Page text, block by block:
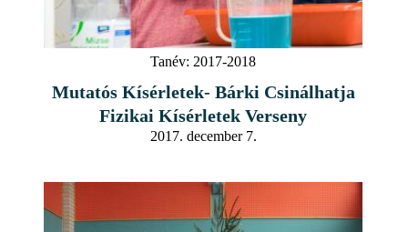
Tanév: 2017-2018
Mutatós Kísérletek- Bárki Csinálhatja
Fizikai Kísérletek Verseny
2017. december 7.